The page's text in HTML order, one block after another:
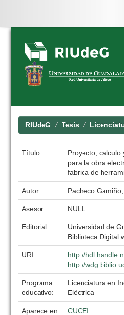
Skip
navigation
RIUdeG Tesis
Título:
Proyecto, calculo
para la obra
fabrica de
Autor: Pacheco
Asesor: NULL
Editorial:
Universidad de
Biblioteca Digital
URI:
http://
http://
Programa
educativo:
Licenciatura en
Eléctrica
Aparece en
CUCEI